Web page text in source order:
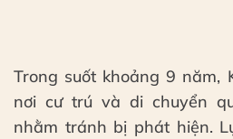
Trong suốt khoảng 9 năm,
nơi cư trú và di chuyển
nhằm tránh bị phát hiện.